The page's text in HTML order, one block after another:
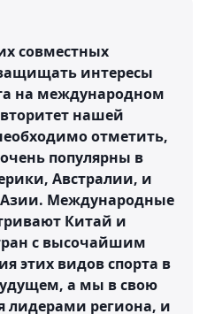
совместных
интересы
на международном
нашей
отметить,
популярны в
Австралии, и
Азии. Международные
Китай и
с высочайшим
этих видов спорта в
а мы в свою
лидерами региона, и